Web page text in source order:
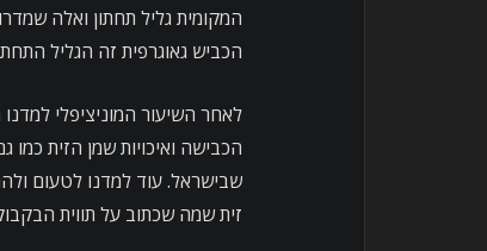
המקומית גליל תחתון ואלה
הכביש גאוגרפית זה הגליל
לאחר השיעור המוניציפלי
הכבישה ואיכויות שמן הזית
שבישראל. עוד למדנו לטעום
זית שמה שכתוב על תווית